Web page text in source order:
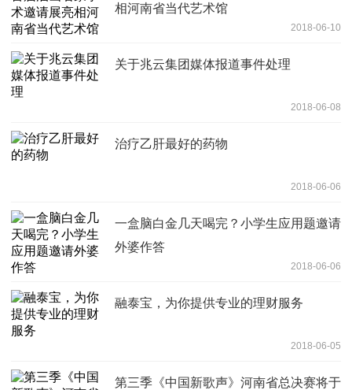
相河南省当代艺术馆
2018-06-10
关于兆云集团媒体报道事件处理
2018-06-08
治疗乙肝最好的药物
2018-06-06
一盒脑白金几天喝完？小学生应用题邀请
外婆作答
2018-06-06
融泰宝，为你提供专业的理财服务
2018-06-05
第三季《中国新歌声》河南省总决赛将于